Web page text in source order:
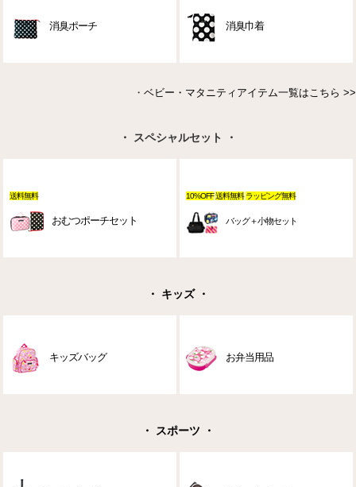
消臭ポーチ 消臭巾着
・ ベビー・マタニティアイテム一覧はこちら >>
・ スペシャルセット ・
送料無料
おむつポーチセット
10%OFF 送料無料 ラッピング無料
バッグ＋小物セット
・ キッズ ・
キッズバッグ お弁当用品
・ スポーツ ・